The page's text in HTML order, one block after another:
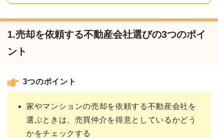
1.売却を依頼する不動産会社選びの3つのポイ
ント
3つのポイント
家やマンションの売却を依頼する不動産会社を
選ぶときは、売買仲介を得意としているかどう
かをチェックする